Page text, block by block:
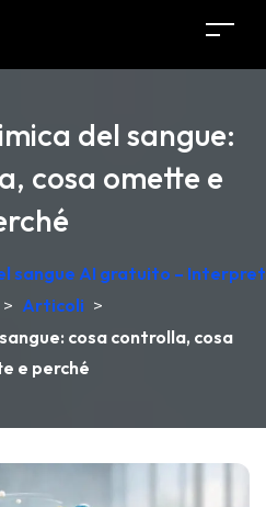
del sangue:
cosa omette e
sangue AI gratuito –
> Articoli >
cosa controlla, cosa
e perché